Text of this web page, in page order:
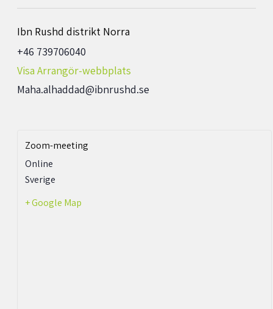
Ibn Rushd distrikt Norra
+46 739706040
Visa Arrangör-webbplats
Maha.alhaddad@ibnrushd.se
Zoom-meeting
Online
Sverige
+ Google Map